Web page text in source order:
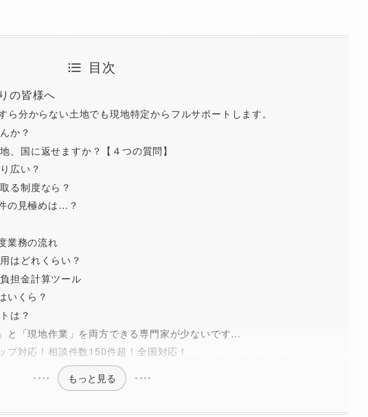
目次
の皆様へ
ら分からない土地でも現地特定からフルサポートします。
か？
、国に返せますか？【４つの質問】
広い？
る制度なら？
の見極めは…？
業務の流れ
はどれくらい？
担金計算ツール
いくら？
は？
と「現地作業」を両方できる専門家が少ないです…
プ対応！相談件数150件超！全国対応！
もっと見る